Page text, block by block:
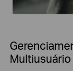
Multiusuário